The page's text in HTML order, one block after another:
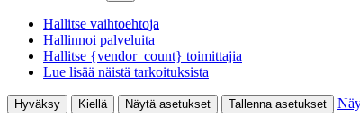
Hallitse vaihtoehtoja
Hallinnoi palveluita
Hallitse {vendor_count} toimittajia
Lue lisää näistä tarkoituksista
Hyväksy Kiellä Näytä asetukset Tallenna asetukset